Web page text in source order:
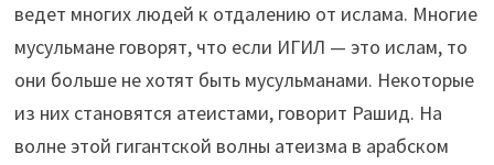
ведет многих людей к отдалению от ислама. Многие
мусульмане говорят, что если ИГИЛ — это ислам, то
они больше не хотят быть мусульманами. Некоторые
из них становятся атеистами, говорит Рашид. На
волне этой гигантской волны атеизма в арабском